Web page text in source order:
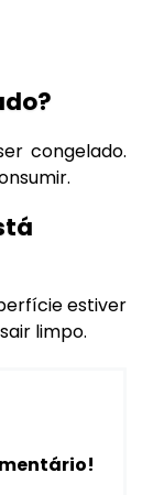
congelado.
estiver
limpo.